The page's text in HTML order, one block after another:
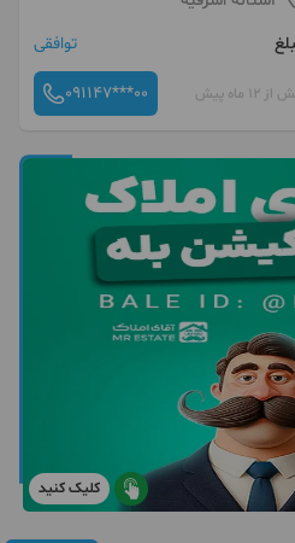
توافقی
12 ماه پیش 091147***00
کلیک کنید